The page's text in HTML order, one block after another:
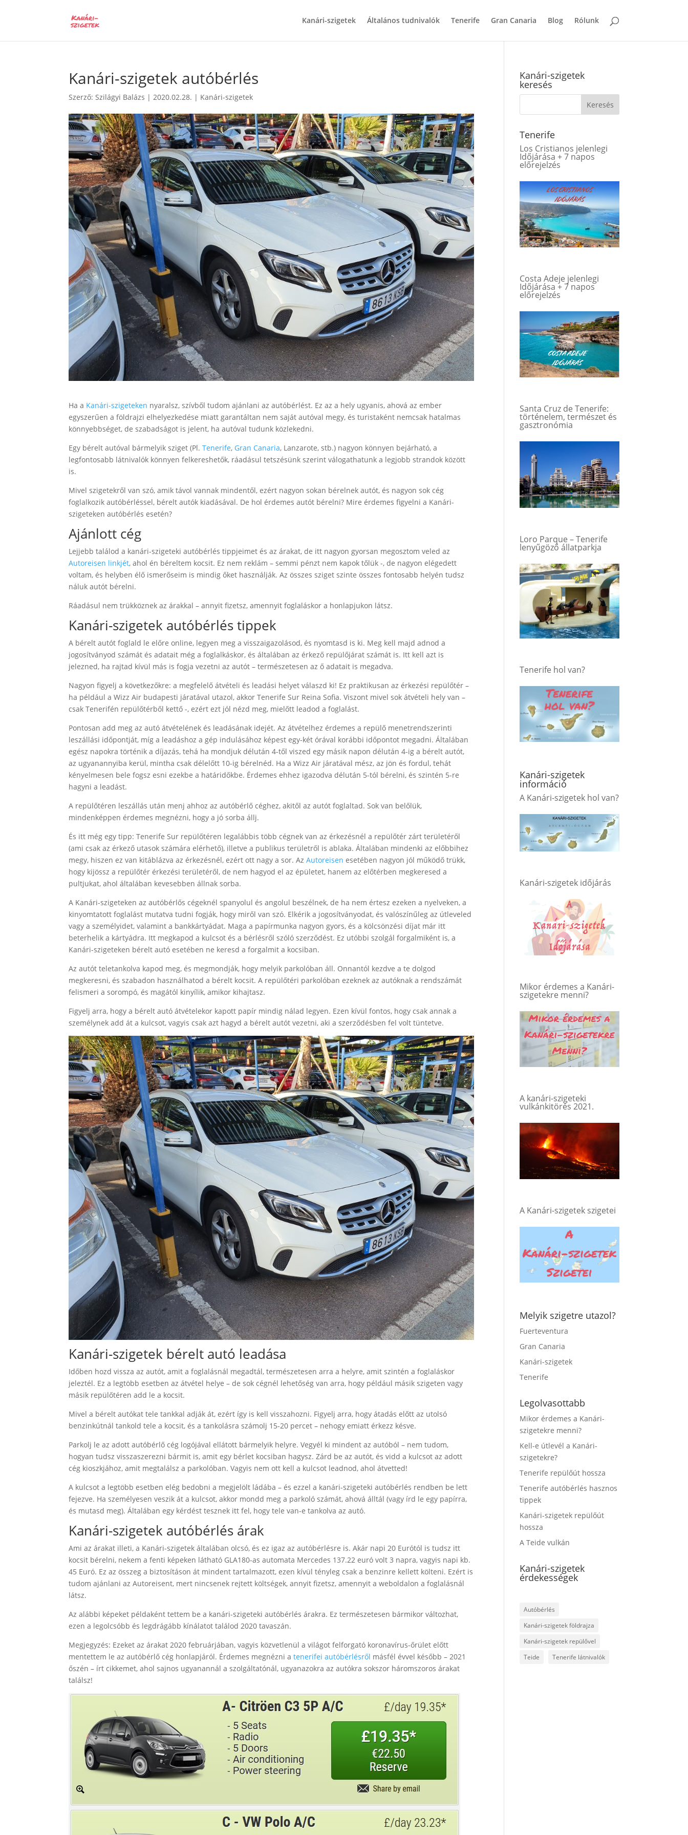
Kanári-szigetek Általános tudnivalók Tenerife Gran Canaria Blog Rólunk
Kanári-szigetek autóbérlés
Szerző:Szilágyi Balázs |2020.02.28. | Kanári-szigetek
Ha a Kanári-szigeteken nyaralsz, szívből tudom ajánlani az autóbérlést. Ez az a hely ugyanis, ahová az ember
egyszerűen a földrajzi elhelyezkedése miatt garantáltan nem saját autóval megy, és turistaként nemcsak hatalmas
könnyebbséget, de szabadságot is jelent, ha autóval tudunk közlekedni.
Egy bérelt autóval bármelyik sziget (Pl.Tenerife, Gran Canaria, Lanzarote, stb.) nagyon könnyen bejárható, a
legfontosabb látnivalók könnyen felkereshetők, ráadásul tetszésünk szerint válogathatunk a legjobb strandok között
is.
Mivel szigetekről van szó, amik távol vannak mindentől, ezért nagyon sokan bérelnek autót, és nagyon sok cég
foglalkozik autóbérléssel, bérelt autók kiadásával. De hol érdemes autót bérelni? Mire érdemes figyelni a Kanári-
szigeteken autóbérlés esetén?
Ajánlott cég
Lejjebb találod a kanári-szigeteki autóbérlés tippjeimet és az árakat, de itt nagyon gyorsan megosztom veled az
Autoreisen linkjét, ahol én béreltem kocsit. Ez nem reklám – semmi pénzt nem kapok tőlük -, de nagyon elégedett
voltam, és helyben élő ismerőseim is mindig őket használják. Az összes sziget szinte összes fontosabb helyén tudsz
náluk autót bérelni.
Ráadásul nem trükköznek az árakkal – annyit fizetsz, amennyit foglaláskor a honlapjukon látsz.
Kanári-szigetek autóbérlés tippek
A bérelt autót foglald le előre online, legyen meg a visszaigazolásod, és nyomtasd is ki. Meg kell majd adnod a
jogosítványod számát és adatait még a foglalkáskor, és általában az érkező repülőjárat számát is. Itt kell azt is
jelezned, ha rajtad kívül más is fogja vezetni az autót – természetesen az ő adatait is megadva.
Nagyon figyelj a következőkre: a megfelelő átvételi és leadási helyet válaszd ki! Ez praktikusan az érkezési repülőtér –
ha például a Wizz Air budapesti járatával utazol, akkor Tenerife Sur Reina Sofia. Viszont mivel sok átvételi hely van –
csak Tenerifén repülőtérből kettő -, ezért ezt jól nézd meg, mielőtt leadod a foglalást.
Pontosan add meg az autó átvételének és leadásának idejét. Az átvételhez érdemes a repülő menetrendszerinti
leszállási időpontját, míg a leadáshoz a gép indulásához képest egy-két órával korábbi időpontot megadni. Általában
egész napokra történik a díjazás, tehá ha mondjuk délután 4-től viszed egy másik napon délután 4-ig a bérelt autót,
az ugyanannyiba kerül, mintha csak délelőtt 10-ig bérelnéd. Ha a Wizz Air járatával mész, az jön és fordul, tehát
kényelmesen bele fogsz esni ezekbe a határidőkbe. Érdemes ehhez igazodva délután 5-tól bérelni, és szintén 5-re
hagyni a leadást.
A repülőtéren leszállás után menj ahhoz az autóbérlő céghez, akitől az autót foglaltad. Sok van belőlük,
mindenképpen érdemes megnézni, hogy a jó sorba állj.
És itt még egy tipp: Tenerife Sur repülőtéren legalábbis több cégnek van az érkezésnél a repülőtér zárt területéről
(ami csak az érkező utasok számára elérhető), illetve a publikus területről is ablaka. Általában mindenki az előbbihez
megy, hiszen ez van kitáblázva az érkezésnél, ezért ott nagy a sor. AzAutoreisen esetében nagyon jól működő trükk,
hogy kijössz a repülőtér érkezési területéről, de nem hagyod el az épületet, hanem az előtérben megkeresed a
pultjukat, ahol általában kevesebben állnak sorba.
A Kanári-szigeteken az autóbérlős cégeknél spanyolul és angolul beszélnek, de ha nem értesz ezeken a nyelveken, a
kinyomtatott foglalást mutatva tudni fogják, hogy miről van szó. Elkérik a jogosítványodat, és valószínűleg az útleveled
vagy a személyidet, valamint a bankkártyádat. Maga a papírmunka nagyon gyors, és a kölcsönzési díjat már itt
beterhelik a kártyádra. Itt megkapod a kulcsot és a bérlésről szóló szerződést. Ez utóbbi szolgál forgalmiként is, a
Kanári-szigeteken bérelt autó esetében ne keresd a forgalmit a kocsiban.
Az autót teletankolva kapod meg, és megmondják, hogy melyik parkolóban áll. Onnantól kezdve a te dolgod
megkeresni, és szabadon használhatod a bérelt kocsit. A repülőtéri parkolóban ezeknek az autóknak a rendszámát
felismeri a sorompó, és magától kinyílik, amikor kihajtasz.
Figyelj arra, hogy a bérelt autó átvételekor kapott papír mindig nálad legyen. Ezen kívül fontos, hogy csak annak a
személynek add át a kulcsot, vagyis csak azt hagyd a bérelt autót vezetni, aki a szerződésben fel volt tüntetve.
Kanári-szigetek bérelt autó leadása
Időben hozd vissza az autót, amit a foglalásnál megadtál, természetesen arra a helyre, amit szintén a foglaláskor
jeleztél. Ez a legtöbb esetben az átvétel helye – de sok cégnél lehetőség van arra, hogy például másik szigeten vagy
másik repülőtéren add le a kocsit.
Mivel a bérelt autókat tele tankkal adják át, ezért így is kell visszahozni. Figyelj arra, hogy átadás előtt az utolsó
benzinkútnál tankold tele a kocsit, és a tankolásra számolj 15-20 percet – nehogy emiatt érkezz késve.
Parkolj le az adott autóbérlő cég logójával ellátott bármelyik helyre. Vegyél ki mindent az autóból – nem tudom,
hogyan tudsz visszaszerezni bármit is, amit egy bérlet kocsiban hagysz. Zárd be az autót, és vidd a kulcsot az adott
cég kioszkjához, amit megtalálsz a parkolóban. Vagyis nem ott kell a kulcsot leadnod, ahol átvetted!
A kulcsot a legtöbb esetben elég bedobni a megjelölt ládába – és ezzel a kanári-szigeteki autóbérlés rendben be lett
fejezve. Ha személyesen veszik át a kulcsot, akkor mondd meg a parkoló számát, ahová álltál (vagy írd le egy papírra,
és mutasd meg). Általában egy kérdést tesznek itt fel, hogy tele van-e tankolva az autó.
Kanári-szigetek autóbérlés árak
Ami az árakat illeti, a Kanári-szigetek általában olcsó, és ez igaz az autóbérlésre is. Akár napi 20 Eurótól is tudsz itt
kocsit bérelni, nekem a fenti képeken látható GLA180-as automata Mercedes 137.22 euró volt 3 napra, vagyis napi kb.
45 Euró. Ez az összeg a biztosításon át mindent tartalmazott, ezen kívül tényleg csak a benzinre kellett költeni. Ezért is
tudom ajánlani az Autoreisent, mert nincsenek rejtett költségek, annyit fizetsz, amennyit a weboldalon a foglalásnál
látsz.
Az alábbi képeket példaként tettem be a kanári-szigeteki autóbérlés árakra. Ez természetesen bármikor változhat,
ezen a legolcsóbb és legdrágább kínálatot találod 2020 tavaszán.
Megjegyzés: Ezeket az árakat 2020 februárjában, vagyis közvetlenül a világot felforgató koronavírus-őrület előtt
mentettem le az autóbérlő cég honlapjáról. Érdemes megnézni atenerifei autóbérlésről másfél évvel később – 2021
őszén – írt cikkemet, ahol sajnos ugyanannál a szolgáltatónál, ugyanazokra az autókra sokszor háromszoros árakat
találsz!
Kanári-szigetek
keresés
Tenerife
Los Cristianos jelenlegi
Időjárása + 7 napos
előrejelzés
Costa Adeje jelenlegi
Időjárása + 7 napos
előrejelzés
Santa Cruz de Tenerife:
történelem, természet és
gasztronómia
Loro Parque – Tenerife
lenyűgöző állatparkja
Tenerife hol van?
Kanári-szigetek
információ
A Kanári-szigetek hol van?
Kanári-szigetek időjárás
Mikor érdemes a Kanári-
szigetekre menni?
A kanári-szigeteki
vulkánkitörés 2021.
A Kanári-szigetek szigetei
Melyik szigetre utazol?
Fuerteventura
Gran Canaria
Kanári-szigetek
Tenerife
Legolvasottabb
Mikor érdemes a Kanári-
szigetekre menni?
Kell-e útlevél a Kanári-
szigetekre?
Tenerife repülőút hossza
Tenerife autóbérlés hasznos
tippek
Kanári-szigetek repülőút
hossza
A Teide vulkán
Kanári-szigetek
érdekességek
Autóbérlés
Kanári-szigetek földrajza
Kanári-szigetek repülővel
Teide
Tenerife látnivalók